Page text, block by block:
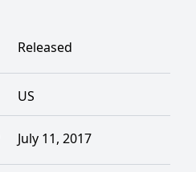
Released
US
July 11, 2017